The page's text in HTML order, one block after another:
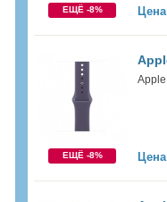
ЕЩЁ -8%
ЕЩЁ -8%